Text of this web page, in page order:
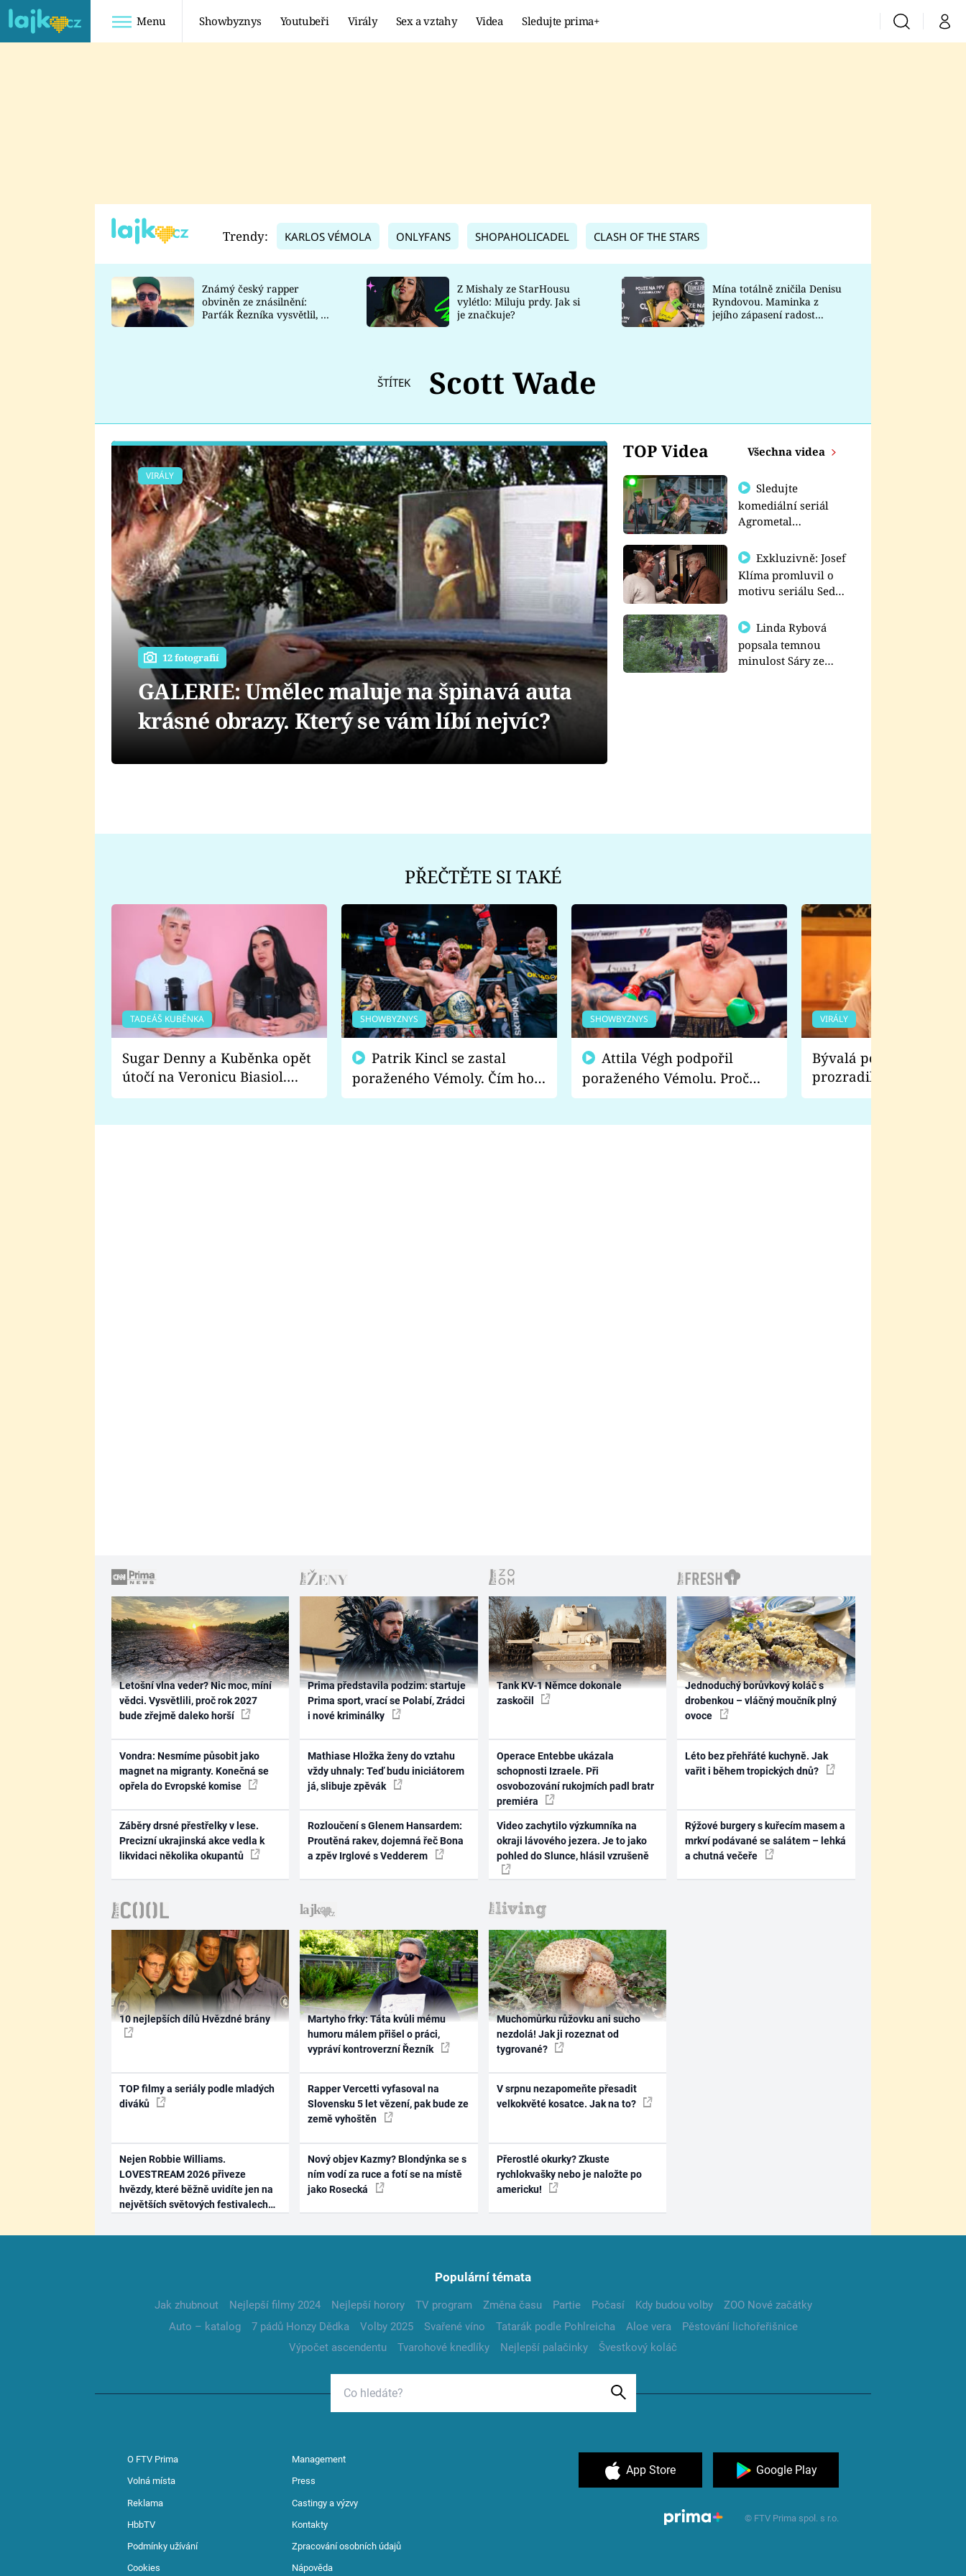
Menu Showbyznys Youtubeři Virály Sex a vztahy Videa Sledujte prima+ VyhledáváníMůj
TADEÁŠ KUBĚNKA
DATEL
Prima Lajk
Sledujte nás
Trendy: KARLOS VÉMOLA ONLYFANS SHOPAHOLICADEL CLASH OF THE STARS
Známý český rapper
obviněn ze znásilnění:
Parťák Řezníka vysvětlil, co
Z Mishaly ze StarHousu
vylétlo: Miluju prdy. Jak si
je značkuje?
Mína totálně zničila Denisu
Ryndovou. Maminka z
jejího zápasení radost
ŠTÍTEK Scott Wade
TOP Videa Všechna videa
Sledujte
komediální seriál
Agrometal
prima+
Exkluzivně: Josef
Klíma promluvil o
motivu seriálu Sedm
Linda Rybová
popsala temnou
minulost Sáry ze
VIRÁLY
12 fotografií
GALERIE: Umělec maluje na špinavá auta
krásné obrazy. Který se vám líbí nejvíc?
PŘEČTĚTE SI TAKÉ
TADEÁŠ KUBĚNKA
Sugar Denny a Kuběnka opět
útočí na Veronicu Biasiol.
Proč je podle nich falešná a
SHOWBYZNYS
poraženého Vémoly. Čím ho
fanoušci naštvali?
SHOWBYZNYS
poraženého Vémolu. Proč
chce raději zápasit s ním než
VIRÁLY
Bývalá pornoherečka
prozradila, co ji
natáčení Euforie.
Letošní vlna veder? Nic moc, míní
vědci. Vysvětlili, proč rok 2027
bude zřejmě daleko horší
Vondra: Nesmíme působit jako
magnet na migranty. Konečná se
opřela do Evropské komise
Záběry drsné přestřelky v lese.
Precizní ukrajinská akce vedla k
likvidaci několika okupantů
Prima představila podzim: startuje
Prima sport, vrací se Polabí, Zrádci
i nové kriminálky
Mathiase Hložka ženy do vztahu
vždy uhnaly: Teď budu iniciátorem
já, slibuje zpěvák
Rozloučení s Glenem Hansardem:
Proutěná rakev, dojemná řeč Bona
a zpěv Irglové s Vedderem
Tank KV-1 Němce dokonale
zaskočil
Operace Entebbe ukázala
schopnosti Izraele. Při
osvobozování rukojmích padl bratr
premiéra
Video zachytilo výzkumníka na
okraji lávového jezera. Je to jako
pohled do Slunce, hlásil vzrušeně
Jednoduchý borůvkový koláč s
drobenkou – vláčný moučník plný
ovoce
Léto bez přehřáté kuchyně. Jak
vařit i během tropických dnů?
Rýžové burgery s kuřecím masem a
mrkví podávané se salátem – lehká
a chutná večeře
10 nejlepších dílů Hvězdné brány
TOP filmy a seriály podle mladých
diváků
Nejen Robbie Williams.
LOVESTREAM 2026 přiveze
hvězdy, které běžně uvidíte jen na
největších světových festivalech
Martyho frky: Táta kvůli mému
humoru málem přišel o práci,
vypráví kontroverzní Řezník
Rapper Vercetti vyfasoval na
Slovensku 5 let vězení, pak bude ze
země vyhoštěn
Nový objev Kazmy? Blondýnka se s
ním vodí za ruce a fotí se na místě
jako Rosecká
Muchomůrku růžovku ani sucho
nezdolá! Jak ji rozeznat od
tygrované?
V srpnu nezapomeňte přesadit
velkokvěté kosatce. Jak na to?
Přerostlé okurky? Zkuste
rychlokvašky nebo je naložte po
americku!
Populární témata
Jak zhubnout Nejlepší filmy 2024 Nejlepší horory TV program Změna času Partie Počasí Kdy budou volby
ZOO Nové začátky
Auto – katalog
7 pádů Honzy Dědka Volby 2025 Svařené víno Tatarák podle Pohlreicha Aloe vera
Pěstování lichořeřišnice
Výpočet ascendentu
Tvarohové knedlíky Nejlepší palačinky Švestkový koláč
O FTV Prima Management
Volná místa Press
Reklama Castingy a výzvy
HbbTV Kontakty
Podmínky užívání Zpracování osobních údajů
Cookies Nápověda
App Store Google Play
© FTV Prima spol. s r.o.